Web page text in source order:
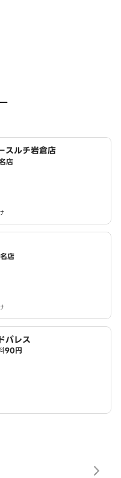
スルチ岩倉店
店
名店
パレス
90円